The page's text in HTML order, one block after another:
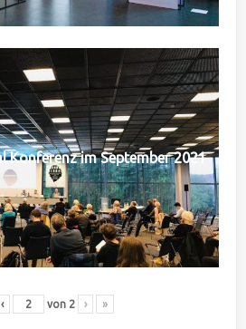
Konferenz im September 2021
‹ von 2 › »